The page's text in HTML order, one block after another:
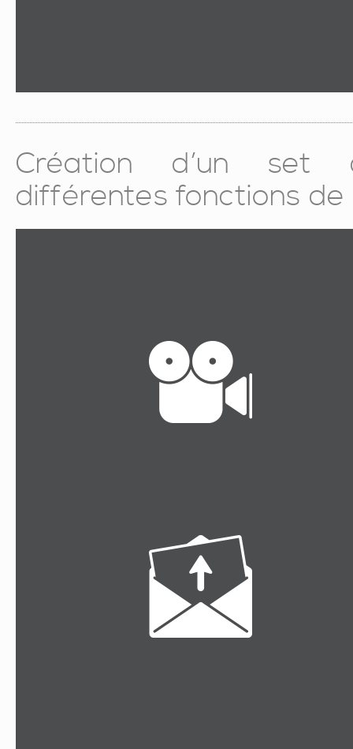
Création d’un set
différentes fonctions de